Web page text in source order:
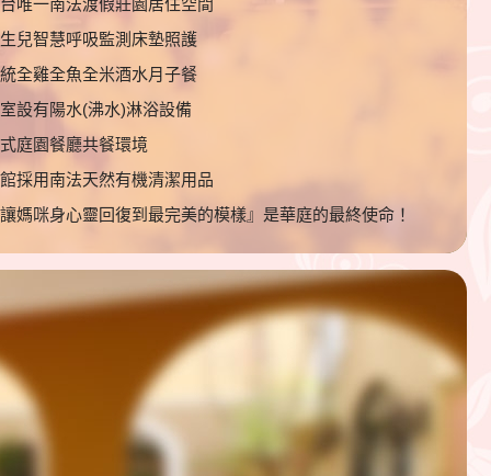
唯一南法渡假莊園居住空間
兒智慧呼吸監測床墊照護
全雞全魚全米酒水月子餐
設有陽水(沸水)淋浴設備
庭園餐廳共餐環境
採用南法天然有機清潔用品
媽咪身心靈回復到最完美的模樣』是華庭的最終使命！